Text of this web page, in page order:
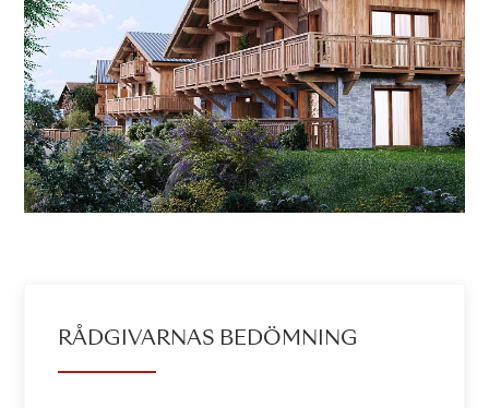
RÅDGIVARNAS BEDÖMNING